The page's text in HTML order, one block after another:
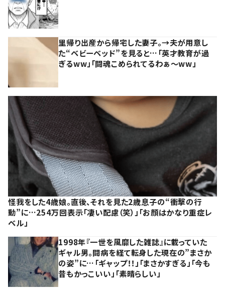
里帰り出産から帰宅した妻子。→夫が用意し
た“ベビーベッド”を見ると…「英才教育が過
ぎるww」「闘魂こめられてるわぁ～ww」
怪我をした4歳娘。直後、それを見た2歳息子の“衝撃の行
動”に…254万回表示「凄い配慮（笑）」「お顔はかなり重症レ
ベル」
1998年『一世を風靡した雑誌』に載っていた
ギャル男。闘病を経て転身した現在の”まさか
の姿”に…「ギャップ！！」「まさかすぎる」「今も
昔もかっこいい」「素晴らしい」